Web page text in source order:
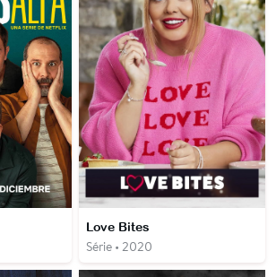
Love Bites
Série • 2020